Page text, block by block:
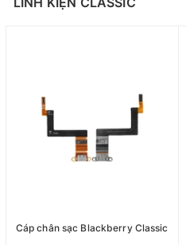
Cáp chân sạc Blackberry Classic